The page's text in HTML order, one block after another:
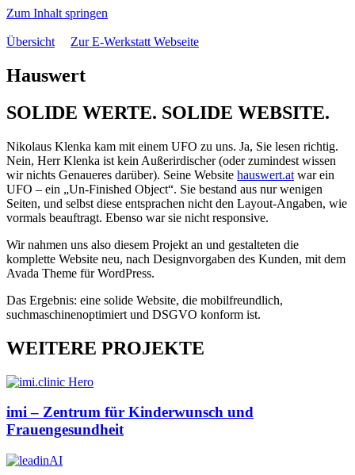
Zum Inhalt springen
Übersicht Zur E-Werkstatt Webseite
Hauswert
SOLIDE WERTE. SOLIDE WEBSITE.
Nikolaus Klenka kam mit einem UFO zu uns. Ja, Sie lesen richtig.
Nein, Herr Klenka ist kein Außerirdischer (oder zumindest wissen
wir nichts Genaueres darüber). Seine Website hauswert.at war ein
UFO – ein „Un-Finished Object“. Sie bestand aus nur wenigen
Seiten, und selbst diese entsprachen nicht den Layout-Angaben, wie
vormals beauftragt. Ebenso war sie nicht responsive.
Wir nahmen uns also diesem Projekt an und gestalteten die
komplette Website neu, nach Designvorgaben des Kunden, mit dem
Avada Theme für WordPress.
Das Ergebnis: eine solide Website, die mobilfreundlich,
suchmaschinenoptimiert und DSGVO konform ist.
WEITERE PROJEKTE
imi – Zentrum für Kinderwunsch und
Frauengesundheit